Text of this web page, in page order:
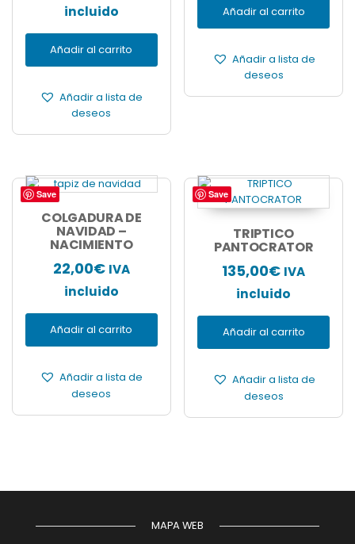
incluido
Añadir al carrito
Añadir a lista de
deseos
Añadir al carrito
Añadir a lista de
deseos
Save
COLGADURA DE
NAVIDAD –
NACIMIENTO
22,00€ IVA
incluido
Añadir al carrito
Añadir a lista de
deseos
Save
TRIPTICO
PANTOCRATOR
135,00€ IVA
incluido
Añadir al carrito
Añadir a lista de
deseos
MAPA WEB